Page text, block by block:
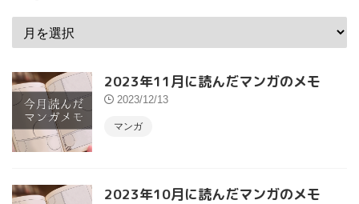
2023年11月に読んだマンガのメモ
2023/12/13
マンガ
2023年10月に読んだマンガのメモ